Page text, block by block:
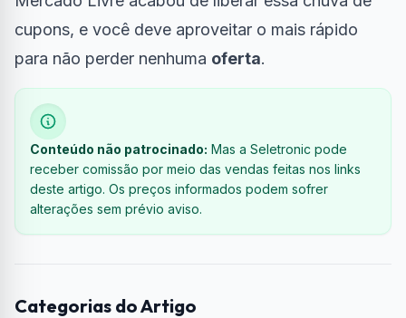
cupons, e você deve aproveitar o mais rápido
para não perder nenhuma oferta.
Conteúdo não patrocinado: Mas a Seletronic pode
receber comissão por meio das vendas feitas nos links
deste artigo. Os preços informados podem sofrer
alterações sem prévio aviso.
Categorias do Artigo